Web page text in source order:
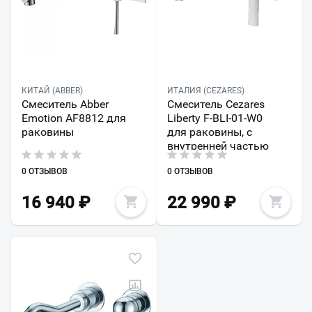
КИТАЙ (ABBER)
Смеситель Abber
Emotion AF8812 для
раковины
0 ОТЗЫВОВ
16 940 ₽
ИТАЛИЯ (CEZARES)
Смеситель Cezares
Liberty F-BLI-01-W0
для раковины, с
внутренней частью
0 ОТЗЫВОВ
22 990₽